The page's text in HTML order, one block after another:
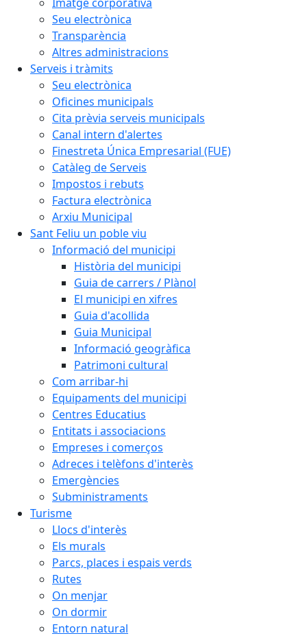
Seu electrònica
Transparència
Altres administracions
Serveis i tràmits
Seu electrònica
Oficines municipals
Cita prèvia serveis municipals
Canal intern d'alertes
Finestreta Única Empresarial (FUE)
Catàleg de Serveis
Impostos i rebuts
Factura electrònica
Arxiu Municipal
Sant Feliu un poble viu
Informació del municipi
Història del municipi
Guia de carrers / Plànol
El municipi en xifres
Guia d'acollida
Guia Municipal
Informació geogràfica
Patrimoni cultural
Com arribar-hi
Equipaments del municipi
Centres Educatius
Entitats i associacions
Empreses i comerços
Adreces i telèfons d'interès
Emergències
Subministraments
Turisme
Llocs d'interès
Els murals
Parcs, places i espais verds
Rutes
On menjar
On dormir
Entorn natural